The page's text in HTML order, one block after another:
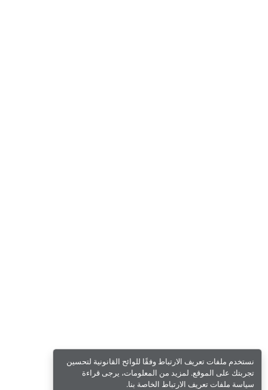
نستخدم ملفات تعريف الارتباط وفقًا للوائح القانونية لتحسين
تجربتك على الموقع. لمزيد من المعلومات، يرجى قراءة
سياسة ملفات تعريف الارتباط الخاصة بنا.